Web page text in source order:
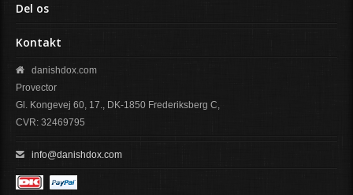
Del os
Kontakt
danishdox.com
Provector
Gl. Kongevej 60, 17., DK-1850 Frederiksberg C,
CVR: 32469795
info@danishdox.com